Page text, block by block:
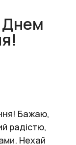
Днем
Бажаю,
радістю,
Нехай